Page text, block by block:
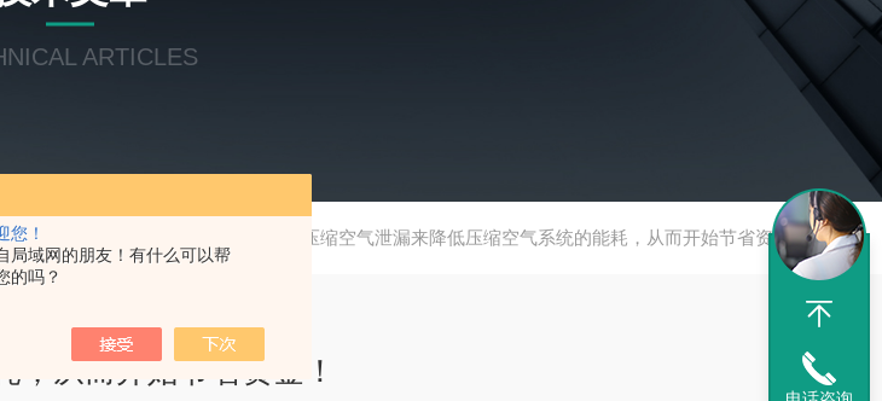
您！
局域网的朋友！有什么可以帮
的吗？
ARTICLES
置： 通过修复压缩空气泄漏来降低压缩空气系统的能耗，从而开始节省资金！
从而开始节省资金！